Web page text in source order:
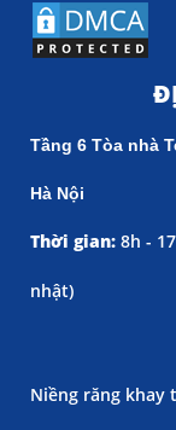
Tầng 6 Tòa nhà
Hà Nội
Thời gian: 8h -
nhật)
Niềng răng khay